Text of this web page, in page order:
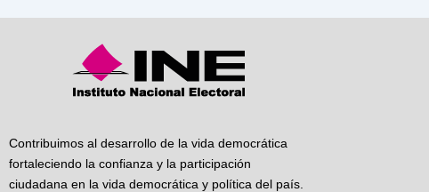
Contribuimos al desarrollo de la vida democrática
fortaleciendo la confianza y la participación
ciudadana en la vida democrática y política del país.